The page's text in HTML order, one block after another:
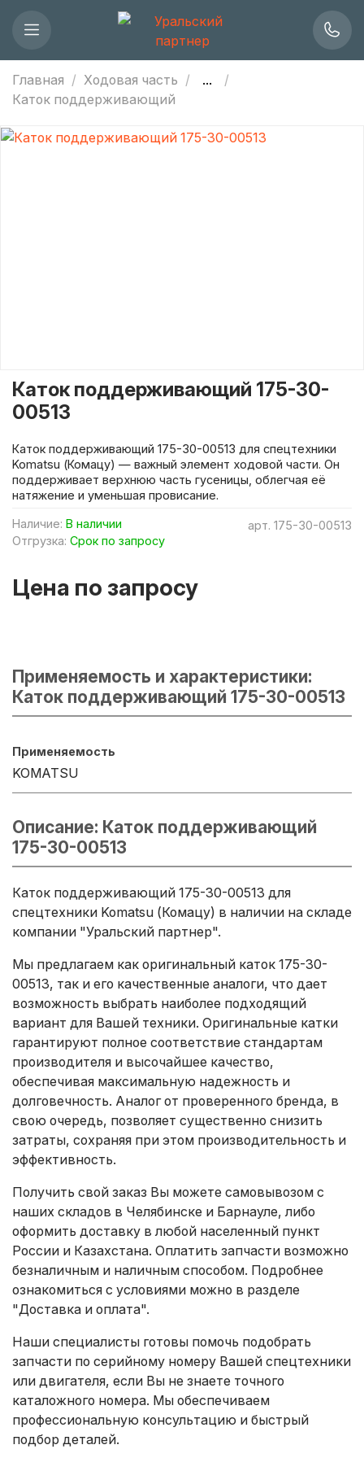
Главная Ходовая часть
...
Каток поддерживающий
арт. 175-30-00513
Наличие: В наличии
Отгрузка: Срок по запросу
Каток поддерживающий 175-30-
00513
Цена по запросу
Каток поддерживающий 175-30-00513 для спецтехники
Komatsu (Комацу) — важный элемент ходовой части. Он
поддерживает верхнюю часть гусеницы, облегчая её
натяжение и уменьшая провисание.
Применяемость и характеристики:
Каток поддерживающий 175-30-00513
Применяемость
KOMATSU
Описание: Каток поддерживающий
175-30-00513
Каток поддерживающий 175-30-00513 для
спецтехники Komatsu (Комацу) в наличии на складе
компании "Уральский партнер".
Мы предлагаем как оригинальный каток 175-30-
00513, так и его качественные аналоги, что дает
возможность выбрать наиболее подходящий
вариант для Вашей техники. Оригинальные катки
гарантируют полное соответствие стандартам
производителя и высочайшее качество,
обеспечивая максимальную надежность и
долговечность. Аналог от проверенного бренда, в
свою очередь, позволяет существенно снизить
затраты, сохраняя при этом производительность и
эффективность.
Получить свой заказ Вы можете самовывозом с
наших складов в Челябинске и Барнауле, либо
оформить доставку в любой населенный пункт
России и Казахстана. Оплатить запчасти возможно
безналичным и наличным способом. Подробнее
ознакомиться с условиями можно в разделе
"Доставка и оплата".
Наши специалисты готовы помочь подобрать
запчасти по серийному номеру Вашей спецтехники
или двигателя, если Вы не знаете точного
каталожного номера. Мы обеспечиваем
профессиональную консультацию и быстрый
подбор деталей.